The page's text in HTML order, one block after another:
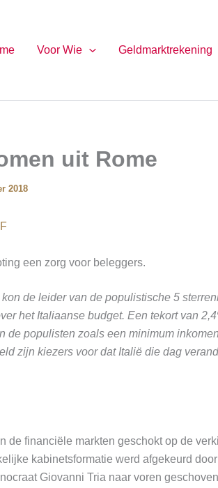
Voor Wie Geldmarktrekening
uit Rome
2018
een zorg voor beleggers.
de leider van de populistische 5
het Italiaanse budget. Een tekort van
de populisten zoals een minimum
zijn kiezers voor dat Italië die dag
de financiële markten geschokt op de
kabinetsformatie werd afgekeurd
Giovanni Tria naar voren